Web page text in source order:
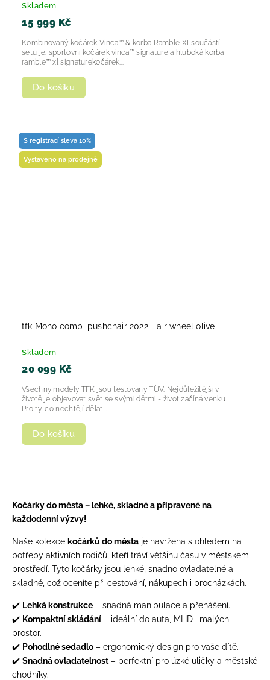
Skladem
15 999 Kč
Do košíku
Kombinovaný kočárek Vinca™ & korba Ramble XLsoučástí
setu je: sportovní kočárek vinca™ signature a hluboká korba
ramble™ xl signaturekočárek...
S registrací sleva 10%
Vystaveno na prodejně
tfk Mono combi pushchair 2022 - air wheel olive
Skladem
20 099 Kč
Do košíku
Všechny modely TFK jsou testovány TÜV. Nejdůležitější v
životě je objevovat svět se svými dětmi - život začíná venku.
Pro ty, co nechtějí dělat...
Kočárky do města – lehké, skladné a připravené na
každodenní výzvy!
Naše kolekce kočárků do města je navržena s ohledem na
potřeby aktivních rodičů, kteří tráví většinu času v městském
prostředí. Tyto kočárky jsou lehké, snadno ovladatelné a
skladné, což oceníte při cestování, nákupech i procházkách.
✔️ Lehká konstrukce – snadná manipulace a přenášení.
✔️ Kompaktní skládání – ideální do auta, MHD i malých
prostor.
✔️ Pohodlné sedadlo – ergonomický design pro vaše dítě.
✔️ Snadná ovladatelnost – perfektní pro úzké uličky a městské
chodníky.